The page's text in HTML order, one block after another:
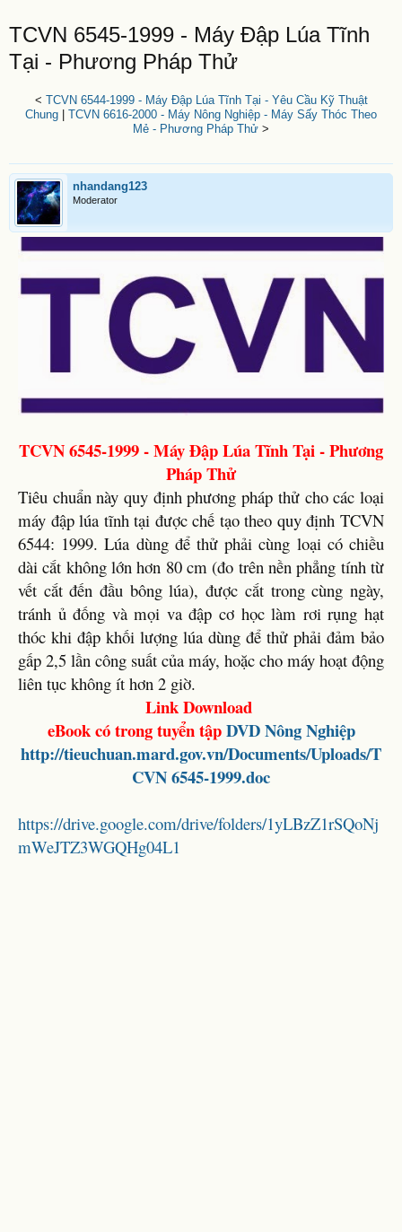
TCVN 6545-1999 - Máy Đập Lúa Tĩnh
Tại - Phương Pháp Thử
< TCVN 6544-1999 - Máy Đập Lúa Tĩnh Tại - Yêu Cầu Kỹ Thuật
Chung
TCVN 6616-2000 - Máy Nông Nghiệp - Máy Sấy Thóc Theo
Mẻ - Phương Pháp Thử >
nhandang123
Moderator
TCVN 6545-1999 - Máy Đập Lúa Tĩnh Tại - Phương
Pháp Thử
Tiêu chuẩn này quy định phương pháp thử cho các loại
máy đập lúa tĩnh tại được chế tạo theo quy định TCVN
6544: 1999. Lúa dùng để thử phải cùng loại có chiều
dài cắt không lớn hơn 80 cm (đo trên nền phẳng tính từ
vết cắt đến đầu bông lúa), được cắt trong cùng ngày,
tránh ủ đống và mọi va đập cơ học làm rơi rụng hạt
thóc khi đập khối lượng lúa dùng để thử phải đảm bảo
gấp 2,5 lần công suất của máy, hoặc cho máy hoạt động
liên tục không ít hơn 2 giờ.
Link Download
eBook có trong tuyển tậpDVD Nông Nghiệp
http://tieuchuan.mard.gov.vn/Documents/Uploads/T
CVN 6545-1999.doc
https://drive.google.com/drive/folders/1yLBzZ1rSQoNj
mWeJTZ3WGQHg04L1